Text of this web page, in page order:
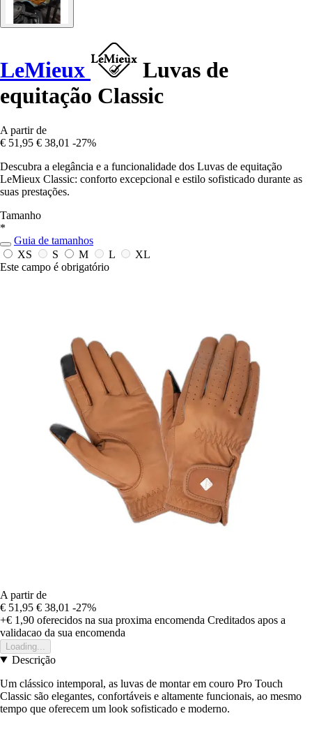
LeMieux
Luvas de
equitação Classic
A partir de
€ 51,95 € 38,01 -27%
Descubra a elegância e a funcionalidade dos Luvas de equitação
LeMieux Classic: conforto excepcional e estilo sofisticado durante as
suas prestações.
Tamanho
*
Guia de tamanhos
XS
S M L
XL
Este campo é obrigatório
A partir de
€ 51,95 € 38,01 -27%
+€ 1,90 oferecidos na sua proxima encomenda Creditados apos a
validacao da sua encomenda
Loading...
Descrição
Um clássico intemporal, as luvas de montar em couro Pro Touch
Classic são elegantes, confortáveis e altamente funcionais, ao mesmo
tempo que oferecem um look sofisticado e moderno.